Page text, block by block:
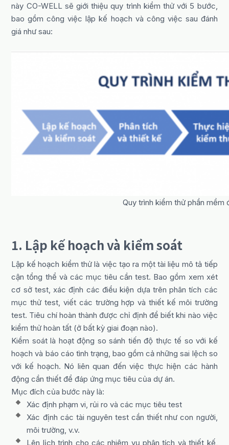
này CO-WELL sẽ giới thiệu quy trình kiểm thử với 5 bước,
bao gồm công việc lập kế hoạch và công việc sau đánh
giá như sau:
Quy trình kiểm thử phần
1. Lập kế hoạch và kiểm soát
Lập kế hoạch kiểm thử là việc tạo ra một tài liệu mô tả tiếp
cận tổng thể và các mục tiêu cần test. Bao gồm xem xét
cơ sở test, xác định các điều kiện dựa trên phân tích các
mục thử test, viết các trường hợp và thiết kế môi trường
test. Tiêu chí hoàn thành được chỉ định để biết khi nào việc
kiểm thử hoàn tất (ở bất kỳ giai đoạn nào).
Kiểm soát là hoạt động so sánh tiến độ thực tế so với kế
hoạch và báo cáo tình trạng, bao gồm cả những sai lệch so
với kế hoạch. Nó liên quan đến việc thực hiện các hành
động cần thiết để đáp ứng mục tiêu của dự án.
Mục đích của bước này là:
Xác định phạm vi, rủi ro và các mục tiêu test
Xác định các tài nguyên test cần thiết như con người,
môi trường, v.v.
Lên lịch trình cho các nhiệm vụ phân tích và thiết kế,